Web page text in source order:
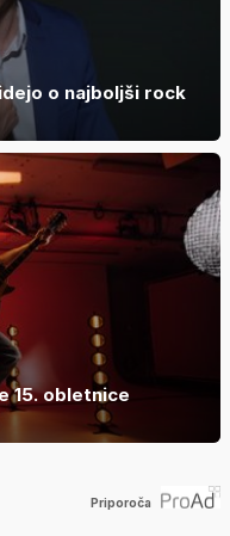
o najboljši rock
15. obletnice
Priporoča